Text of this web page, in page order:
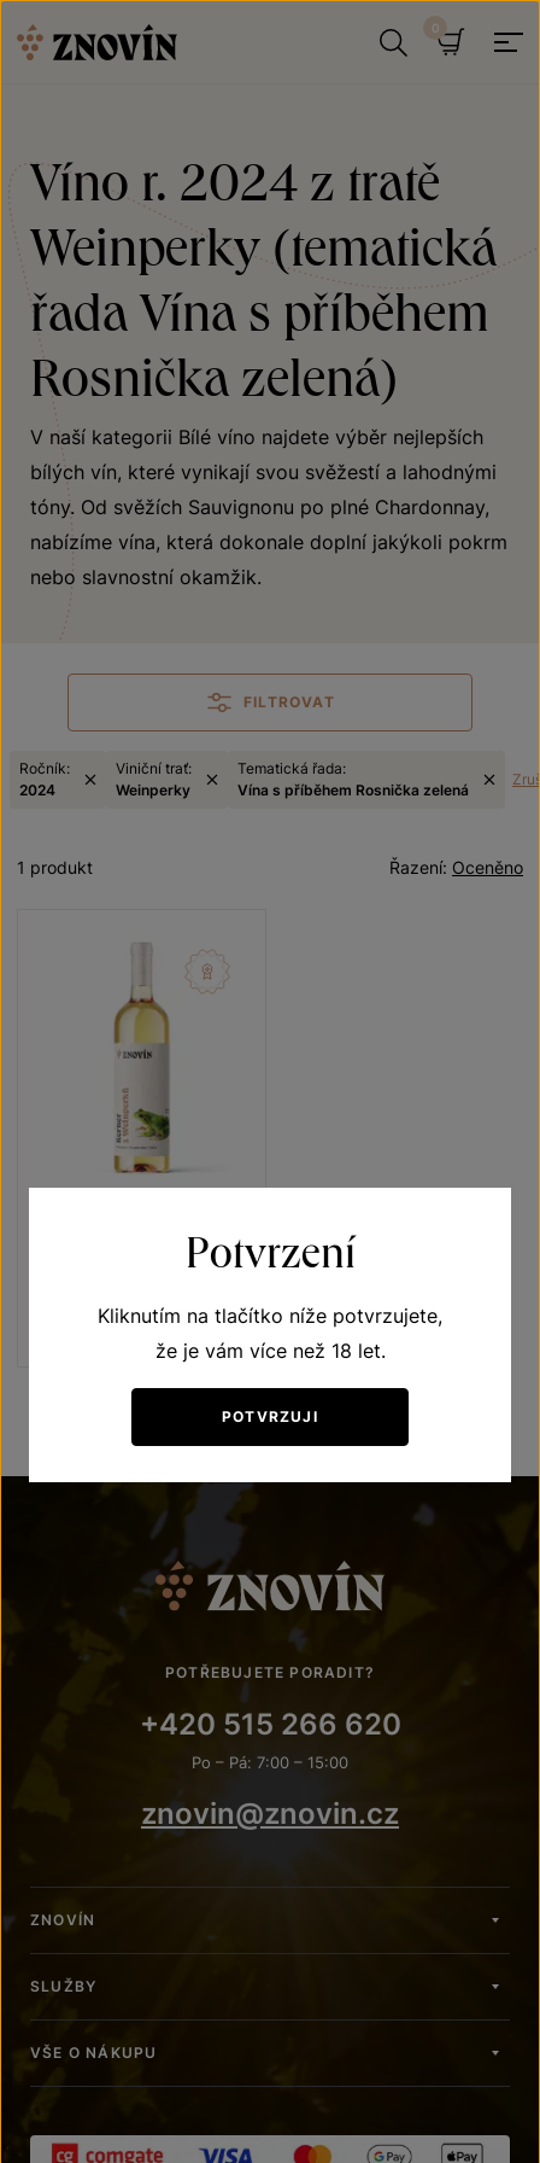
Víno r. 2024 z tratě
Weinperky (tematická
řada Vína s příběhem
Rosnička zelená)
V naší kategorii Bílé víno najdete výběr nejlepších
bílých vín, které vynikají svou svěžestí a lahodnými
tóny. Od svěžích Sauvignonu po plné Chardonnay,
nabízíme vína, která dokonale doplní jakýkoli pokrm
nebo slavnostní okamžik.
FILTROVAT
Ročník:
2024
Viniční trať:
Weinperky
Tematická řada:
Vína s příběhem Rosnička zelená
Oceněno
Řazení:
1 produkt
Vína s příběhem Rosnička zelená
Šarže 4347
Kč
POTŘEBUJETE PORADIT?
+420 515 266 620
Po – Pá: 7:00 – 15:00
znovin@znovin.cz
ZNOVÍN
SLUŽBY
VŠE O NÁKUPU
Potvrzení
Kliknutím na tlačítko níže potvrzujete,
že je vám více než 18 let.
POTVRZUJI